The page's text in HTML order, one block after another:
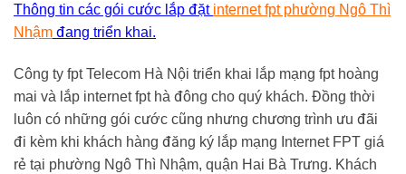
Thông tin các gói cước lắp đặt internet fpt phường Ngô Thì
Nhậm đang triển khai.
Công ty fpt Telecom Hà Nội triển khai lắp mạng fpt hoàng
mai và lắp internet fpt hà đông cho quý khách. Đồng thời
luôn có những gói cước cũng nhưng chương trình ưu đãi
đi kèm khi khách hàng đăng ký lắp mạng Internet FPT giá
rẻ tại phường Ngô Thì Nhậm, quận Hai Bà Trưng. Khách